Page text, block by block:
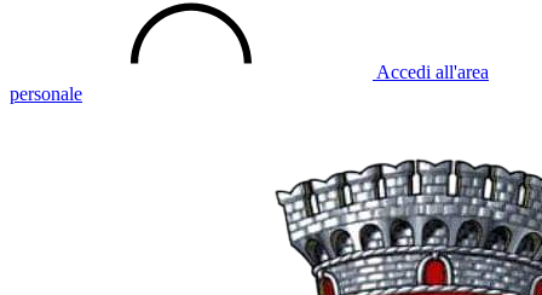
Accedi all'area
personale